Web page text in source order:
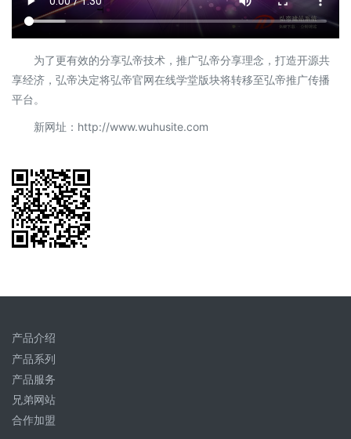
为了更有效的分享弘帝技术，推广弘帝分享理念，打造开源共
享经济，弘帝决定将弘帝官网在线学堂版块将转移至弘帝推广传播
平台。
新网址：http://www.wuhusite.com
产品介绍
产品系列
产品服务
兄弟网站
合作加盟